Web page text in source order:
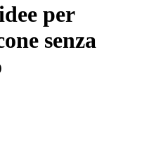
per
senza